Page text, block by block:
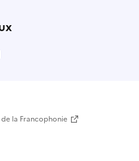
la Francophonie